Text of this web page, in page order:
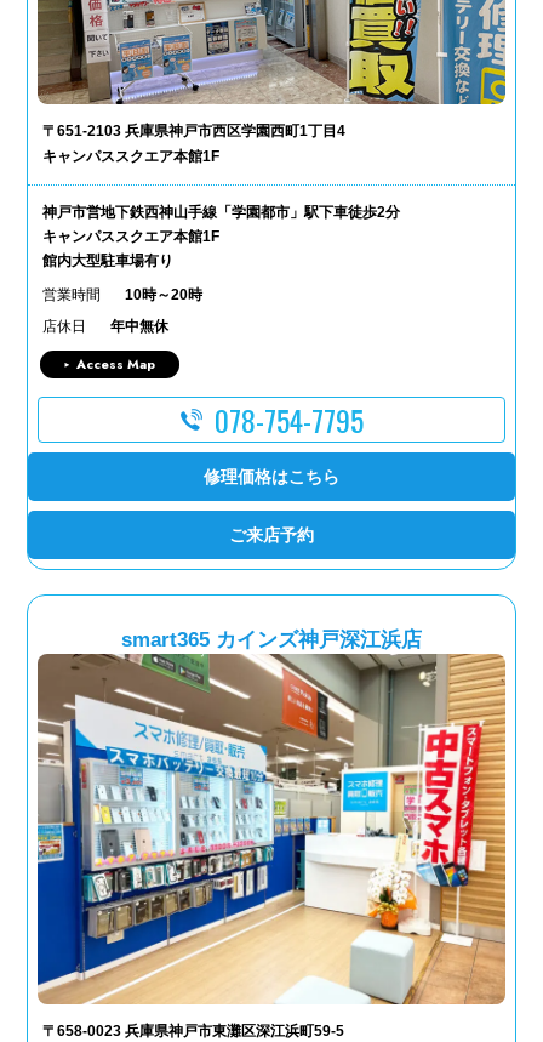
〒651-2103 兵庫県神戸市西区学園西町1丁目4
キャンパススクエア本館1F
神戸市営地下鉄西神山手線「学園都市」駅下車徒歩2分
キャンパススクエア本館1F
館内大型駐車場有り
営業時間
10時～20時
店休日
年中無休
Access Map
078-754-7795
修理価格はこちら
ご来店予約
smart365 カインズ神戸深江浜店
〒658-0023 兵庫県神戸市東灘区深江浜町59-5